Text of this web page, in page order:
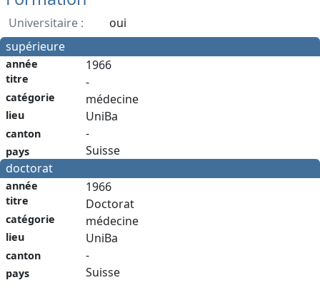
Universitaire :
oui
supérieure
année
titre
catégorie
lieu
canton
pays
1966
-
médecine
UniBa
-
Suisse
doctorat
année
titre
catégorie
lieu
canton
pays
1966
Doctorat
médecine
UniBa
-
Suisse